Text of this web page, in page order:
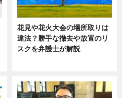
花見や花火大会の場所取りは
違法？勝手な撤去や放置のリ
スクを弁護士が解説